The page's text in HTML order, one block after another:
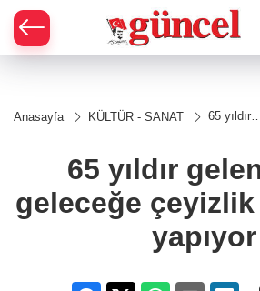
Anasayfa KÜLTÜR - SANAT
65 yıldır
çeyizlik
sandıklar
65 yıldır
geleceğe çeyizlik
yapıyor